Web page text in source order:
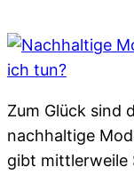
Zum Glück sind
nachhaltige
gibt mittlerweile